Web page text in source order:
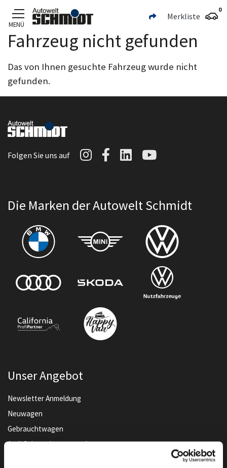
Zum Hauptinhalt
MENÜ
Merkliste
0
Fahrzeug nicht gefunden
Das von Ihnen gesuchte Fahrzeug wurde nicht
gefunden.
Folgen Sie uns auf Autowelt Schmidt auf
Autowelt Schmidt
AutoweltAutowelt
Die Marken der Autowelt Schmidt
Unser Angebot
Newsletter Anmeldung
Neuwagen
Gebrauchtwagen
Audi Gebrauchtwagen :plus